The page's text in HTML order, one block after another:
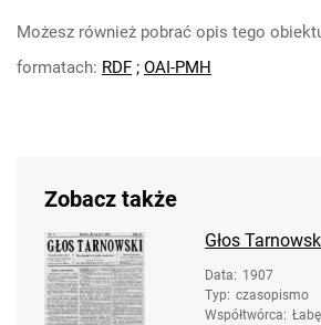
Możesz również pobrać opis tego
formatach: RDF ; OAI-PMH
Zobacz także
Głos
Data: 1907
Typ: czasopismo
Współtwórca: